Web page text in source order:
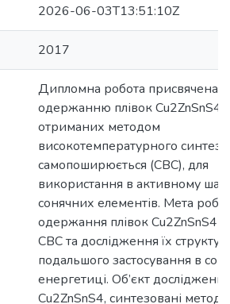
2026-06-03T13:51:10Z
2017
Дипломна робота присвячена
одержанню плівок Cu2ZnSnS4
отриманих методом
високотемпературного
самопоширюється (СВС), для
використання в активному шарі
сонячних елементів. Мета
одержання плівок Cu2ZnSnS4
СВС та дослідження їх
подальшого застосування в
енергетиці. Об’єкт
Cu2ZnSnS4, синтезовані